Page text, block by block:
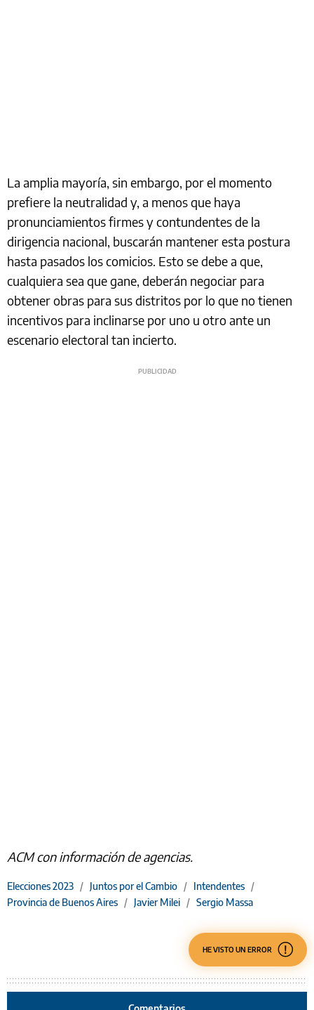
La amplia mayoría, sin embargo, por el momento
prefiere la neutralidad y, a menos que haya
pronunciamientos firmes y contundentes de la
dirigencia nacional, buscarán mantener esta postura
hasta pasados los comicios. Esto se debe a que,
cualquiera sea que gane, deberán negociar para
obtener obras para sus distritos por lo que no tienen
incentivos para inclinarse por uno u otro ante un
escenario electoral tan incierto.
ACM con información de agencias.
Elecciones 2023 / Juntos por el Cambio / Intendentes /
Provincia de Buenos Aires / Javier Milei / Sergio Massa
HE VISTO UN ERROR